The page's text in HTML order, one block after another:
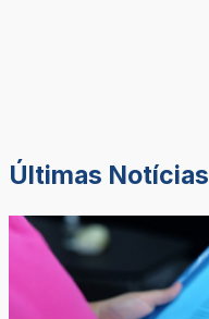
Últimas Notícias